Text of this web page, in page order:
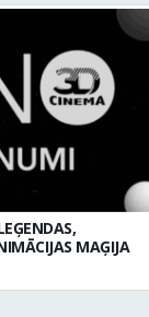
MAĢIJA